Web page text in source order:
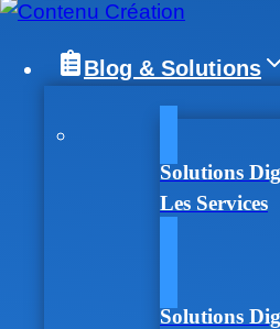
Blog & Solutions
Solutions
Les Services
Solutions